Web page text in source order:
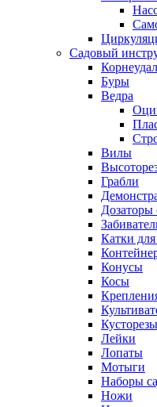
Садовый
Буры
Ведра
Вилы
Грабли
Дозаторы
Катки для
Конусы
Косы
Кусторезы
Лейки
Лопаты
Мотыги
Наборы
Ножи